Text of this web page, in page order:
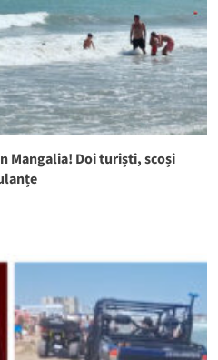
Mangalia! Doi turiști, scoși